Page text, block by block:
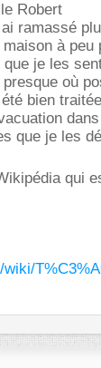
Robert
ramassé
à peu
je les
où
bien
que je les
qui